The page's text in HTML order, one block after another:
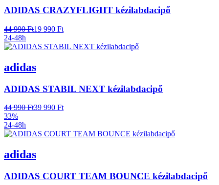
ADIDAS CRAZYFLIGHT kézilabdacipő
44 990 Ft19 990 Ft
24-48h
adidas
ADIDAS STABIL NEXT kézilabdacipő
44 990 Ft39 990 Ft
33%
24-48h
adidas
ADIDAS COURT TEAM BOUNCE kézilabdacipő